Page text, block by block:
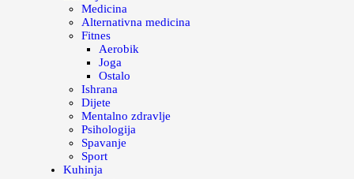
Medicina
Alternativna medicina
Fitnes
Aerobik
Joga
Ostalo
Ishrana
Dijete
Mentalno zdravlje
Psihologija
Spavanje
Sport
Kuhinja